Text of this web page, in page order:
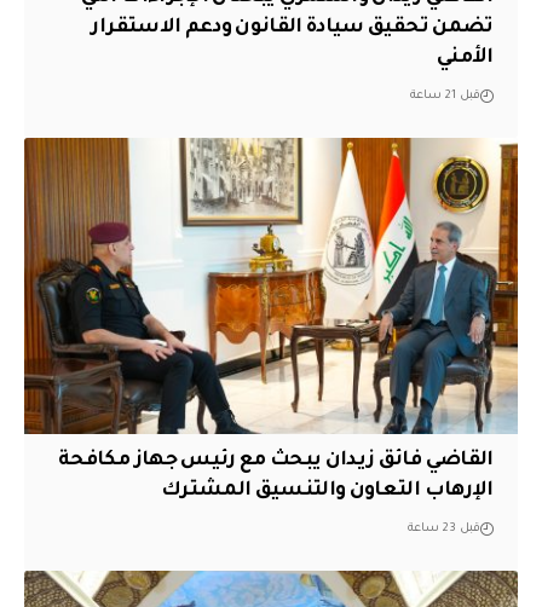
تضمن تحقيق سيادة القانون ودعم الاستقرار
الأمني
قبل 21 ساعة
القاضي فائق زيدان يبحث مع رئيس جهاز مكافحة
الإرهاب التعاون والتنسيق المشترك
قبل 23 ساعة